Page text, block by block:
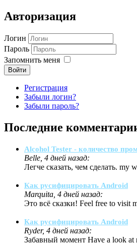
Авторизация
Логин
Пароль
Запомнить меня
Войти
Регистрация
Забыли логин?
Забыли пароль?
Последние
Alcohol Tester - количество
Belle, 4 дней назад:
Легче сказать, чем сделать. my
Как русифицировать Android
Marquita, 4 дней назад:
Это всё сказки! Feel free to visit
Как русифицировать Android
Ryder, 4 дней назад:
Забавный момент Have a look at